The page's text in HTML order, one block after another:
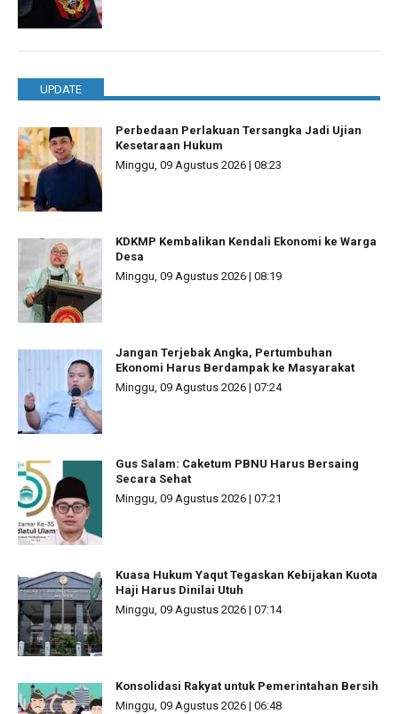
UPDATE
Perbedaan Perlakuan Tersangka Jadi Ujian
Kesetaraan Hukum
Minggu, 09 Agustus 2026 | 08:23
KDKMP Kembalikan Kendali Ekonomi ke Warga
Desa
Minggu, 09 Agustus 2026 | 08:19
Jangan Terjebak Angka, Pertumbuhan
Ekonomi Harus Berdampak ke Masyarakat
Minggu, 09 Agustus 2026 | 07:24
Gus Salam: Caketum PBNU Harus Bersaing
Secara Sehat
Minggu, 09 Agustus 2026 | 07:21
Kuasa Hukum Yaqut Tegaskan Kebijakan Kuota
Haji Harus Dinilai Utuh
Minggu, 09 Agustus 2026 | 07:14
Konsolidasi Rakyat untuk Pemerintahan Bersih
Minggu, 09 Agustus 2026 | 06:48